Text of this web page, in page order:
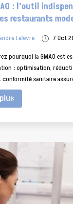
: l’outil
restaurants
Lefevre
7 Oct
pourquoi la GMAO est
: optimisation,
sanitaire